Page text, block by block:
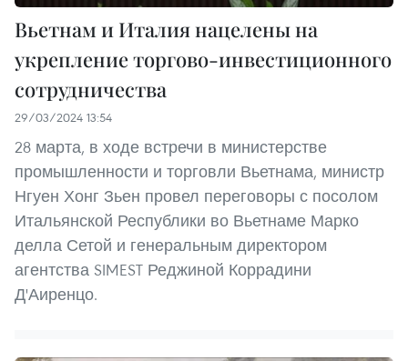
Вьетнам и Италия нацелены на
укрепление торгово-инвестиционного
сотрудничества
29/03/2024 13:54
28 марта, в ходе встречи в министерстве
промышленности и торговли Вьетнама, министр
Нгуен Хонг Зьен провел переговоры с посолом
Итальянской Республики во Вьетнаме Марко
делла Сетой и генеральным директором
агентства SIMEST Реджиной Коррадини
Д'Аиренцо.